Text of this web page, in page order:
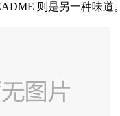
则是另一种味道。